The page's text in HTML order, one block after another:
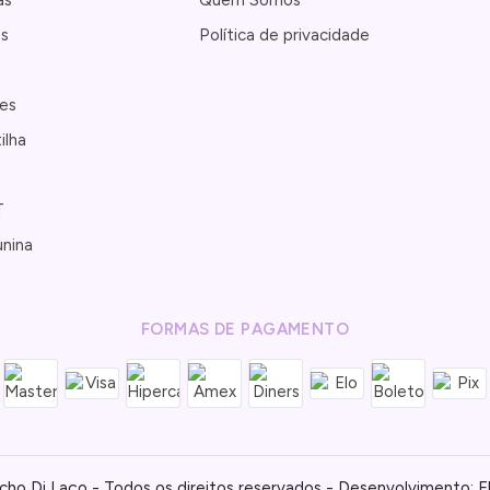
Política de privacidade
FORMAS DE PAGAMENTO